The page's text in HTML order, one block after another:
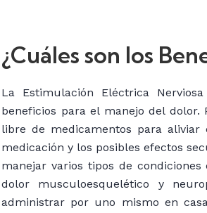
¿Cuáles son los
La Estimulación Eléctrica
beneficios para el manejo del
libre de medicamentos para
medicación y los posibles efectos
manejar varios tipos de
dolor musculoesquelético y
administrar por uno mismo en